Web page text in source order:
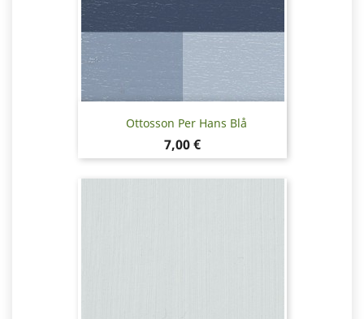
Ottosson Per Hans Blå
Pris
7,00 €